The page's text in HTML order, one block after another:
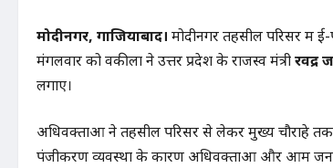
मोदीनगर, गाजियाबाद। मोदीनगर तहसील परिसर में
मंगलवार को वकीलों ने उत्तर प्रदेश के राजस्व मंत्री
लगाए।
अधिवक्ताओं ने तहसील परिसर से लेकर मुख्य चौराहे तक
पंजीकरण व्यवस्था के कारण अधिवक्ताओं और आम जनता